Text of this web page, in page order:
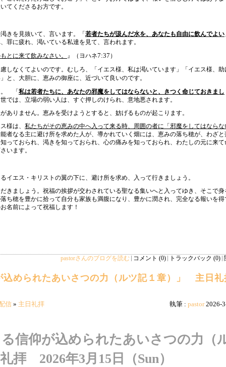
てくださるお方です。
を見抜いて、言います。「 若者たちが汲んだ水を、あなたも自由に飲んでよい
に疲れ、渇いている私達を見て、言われます。
とに来て飲みなさい。 』（ヨハネ7:37 ）
なくてよいのです。むしろ、「イエス様、私は渇いています」「イエス様、助
と、大胆に、恵みの御座に、近づいて良いのです。
。 「 私は若者たちに、あなたの邪魔をしてはならないと、きつく命じておきまし
は、立場の弱い人は、すぐ押しのけられ、意地悪されます。
ありません。恵みを受けようとすると、妨げるものが起こります。
様は、 私たちがその恵みの中へ入って来る時、周囲の者に「邪魔をしてはならな
者なる主に避け所を求めた人が、導かれていく畑には、 恵みの落ち穂が、わざと
っておられ、渇きを知っておられ、心の痛みを知っておられ、わたしの元に来て
います。
エス・キリストの翼の下に、避け所を求め、入って行きましょう。
きましょう。祝福の挨拶が交わされている聖なる集いへと入ってゆき、そこで身
ち穂を豊かに拾って自分も家族も満腹になり、豊かに潤され、完全なる報いを得
名前によって祝福します！
pastorさんのブログを読む コメント (0) トラックバック (0)
込められたあいさつの力（ルツ記１章）」 主日
信 » 主日礼拝 執筆 : pastor 2026-
信仰が込められたあいさつの力（
拝 2026年3月15日（Sun）